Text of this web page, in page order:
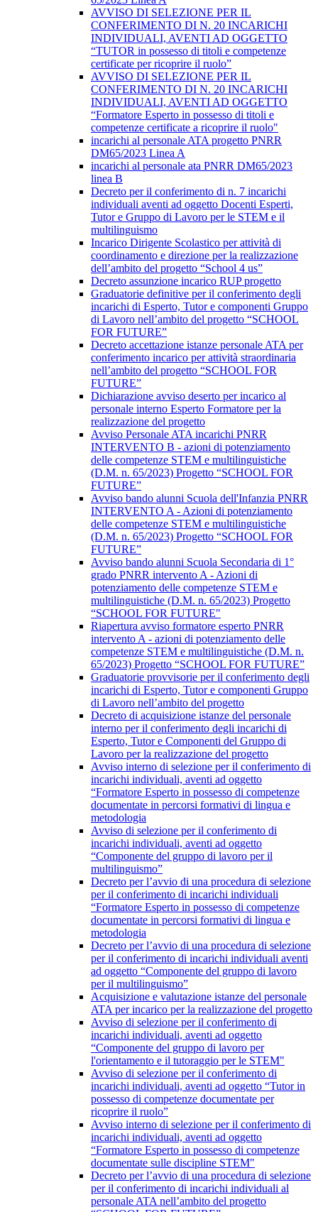
AVVISO DI SELEZIONE PER IL
CONFERIMENTO DI N. 20 INCARICHI
INDIVIDUALI, AVENTI AD OGGETTO
“TUTOR in possesso di titoli e competenze
certificate per ricoprire il ruolo”
AVVISO DI SELEZIONE PER IL
CONFERIMENTO DI N. 20 INCARICHI
INDIVIDUALI, AVENTI AD OGGETTO
“Formatore Esperto in possesso di titoli e
competenze certificate a ricoprire il ruolo"
incarichi al personale ATA progetto PNRR
DM65/2023 Linea A
incarichi al personale ata PNRR DM65/2023
linea B
Decreto per il conferimento di n. 7 incarichi
individuali aventi ad oggetto Docenti Esperti,
Tutor e Gruppo di Lavoro per le STEM e il
multilinguismo
Incarico Dirigente Scolastico per attività di
coordinamento e direzione per la realizzazione
dell’ambito del progetto “School 4 us”
Decreto assunzione incarico RUP progetto
Graduatorie definitive per il conferimento degli
incarichi di Esperto, Tutor e componenti Gruppo
di Lavoro nell’ambito del progetto “SCHOOL
FOR FUTURE”
Decreto accettazione istanze personale ATA per
conferimento incarico per attività straordinaria
nell’ambito del progetto “SCHOOL FOR
FUTURE”
Dichiarazione avviso deserto per incarico al
personale interno Esperto Formatore per la
realizzazione del progetto
Avviso Personale ATA incarichi PNRR
INTERVENTO B - azioni di potenziamento
delle competenze STEM e multilinguistiche
(D.M. n. 65/2023) Progetto “SCHOOL FOR
FUTURE”
Avviso bando alunni Scuola dell'Infanzia PNRR
INTERVENTO A - Azioni di potenziamento
delle competenze STEM e multilinguistiche
(D.M. n. 65/2023) Progetto “SCHOOL FOR
FUTURE”
Avviso bando alunni Scuola Secondaria di 1°
grado PNRR intervento A - Azioni di
potenziamento delle competenze STEM e
multilinguistiche (D.M. n. 65/2023) Progetto
“SCHOOL FOR FUTURE"
Riapertura avviso formatore esperto PNRR
intervento A - azioni di potenziamento delle
competenze STEM e multilinguistiche (D.M. n.
65/2023) Progetto “SCHOOL FOR FUTURE”
Graduatorie provvisorie per il conferimento degli
incarichi di Esperto, Tutor e componenti Gruppo
di Lavoro nell’ambito del progetto
Decreto di acquisizione istanze del personale
interno per il conferimento degli incarichi di
Esperto, Tutor e Componenti del Gruppo di
Lavoro per la realizzazione del progetto
Avviso interno di selezione per il conferimento di
incarichi individuali, aventi ad oggetto
“Formatore Esperto in possesso di competenze
documentate in percorsi formativi di lingua e
metodologia
Avviso di selezione per il conferimento di
incarichi individuali, aventi ad oggetto
“Componente del gruppo di lavoro per il
multilinguismo”
Decreto per l’avvio di una procedura di selezione
per il conferimento di incarichi individuali
“Formatore Esperto in possesso di competenze
documentate in percorsi formativi di lingua e
metodologia
Decreto per l’avvio di una procedura di selezione
per il conferimento di incarichi individuali aventi
ad oggetto “Componente del gruppo di lavoro
per il multilinguismo”
Acquisizione e valutazione istanze del personale
ATA per incarico per la realizzazione del progetto
Avviso di selezione per il conferimento di
incarichi individuali, aventi ad oggetto
“Componente del gruppo di lavoro per
l'orientamento e il tutoraggio per le STEM"
Avviso di selezione per il conferimento di
incarichi individuali, aventi ad oggetto “Tutor in
possesso di competenze documentate per
ricoprire il ruolo”
Avviso interno di selezione per il conferimento di
incarichi individuali, aventi ad oggetto
“Formatore Esperto in possesso di competenze
documentate sulle discipline STEM"
Decreto per l’avvio di una procedura di selezione
per il conferimento di incarichi individuali al
personale ATA nell’ambito del progetto